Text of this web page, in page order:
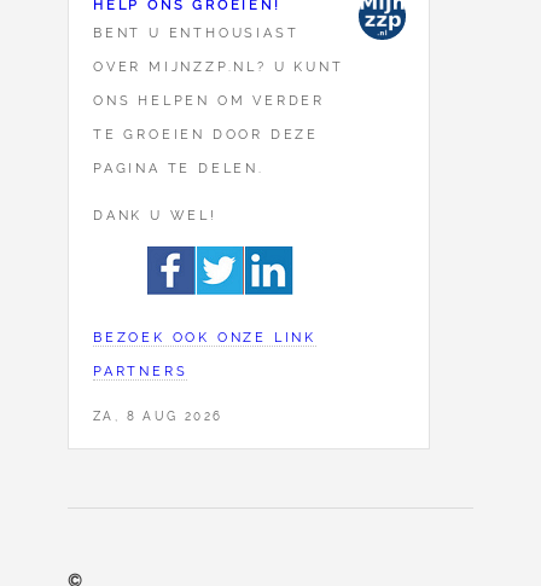
HELP ONS GROEIEN!
BENT U ENTHOUSIAST
OVER MIJNZZP.NL? U KUNT
ONS HELPEN OM VERDER
TE GROEIEN DOOR DEZE
PAGINA TE DELEN.
DANK U WEL!
BEZOEK OOK ONZE LINK
PARTNERS
ZA, 8 AUG 2026
©